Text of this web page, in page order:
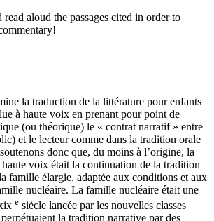
read aloud the passages cited in order to
la traduction de la littérature pour enfants
à haute voix en prenant pour point de
(ou théorique) le « contrat narratif » entre
et le lecteur comme dans la tradition orale
donc que, du moins à l’origine, la
voix était la continuation de la tradition
famille élargie, adaptée aux conditions et aux
nucléaire. La famille nucléaire était une
e siècle lancée par les nouvelles classes
la tradition narrative par des